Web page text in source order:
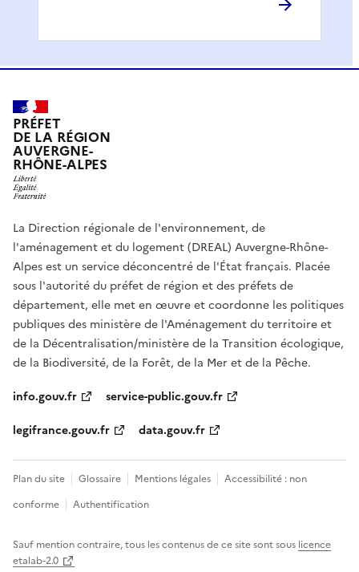
PRÉFET
DE LA RÉGION
AUVERGNE-
RHÔNE-ALPES
La Direction régionale de l'environnement, de
l'aménagement et du logement (DREAL) Auvergne-Rhône-
Alpes est un service déconcentré de l'État français. Placée
sous l'autorité du préfet de région et des préfets de
département, elle met en œuvre et coordonne les politiques
publiques des ministère de l'Aménagement du territoire et
de la Décentralisation/ministère de la Transition écologique,
de la Biodiversité, de la Forêt, de la Mer et de la Pêche.
info.gouv.fr
service-public.gouv.fr
legifrance.gouv.fr
data.gouv.fr
Plan du site Glossaire Mentions légales
Accessibilité : non
conforme
Authentification
Sauf mention contraire, tous les contenus de ce site sont sous licence
etalab-2.0